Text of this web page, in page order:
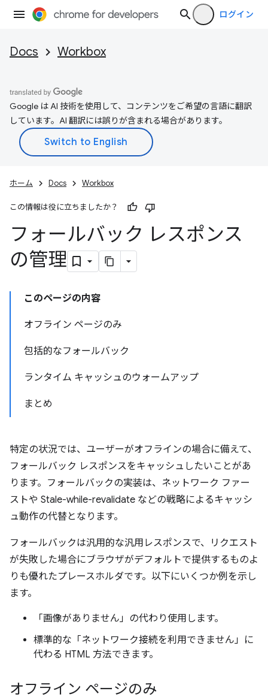
ログイン
Docs Workbox
Google は AI 技術を使用して、コンテンツをご希望の言語に翻訳
しています。AI 翻訳には誤りが含まれる場合があります。
ホーム Docs Workbox
この情報は役に立ちましたか？
フォールバック レスポンス
の管理
このページの内容
オフライン ページのみ
包括的なフォールバック
ランタイム キャッシュのウォームアップ
まとめ
特定の状況では、ユーザーがオフラインの場合に備えて、
フォールバック レスポンスをキャッシュしたいことがあ
ります。フォールバックの実装は、ネットワーク ファー
ストや Stale-while-revalidate などの戦略によるキャッシ
ュ動作の代替となります。
フォールバックは汎用的な汎用レスポンスで、リクエスト
が失敗した場合にブラウザがデフォルトで提供するものよ
りも優れたプレースホルダです。以下にいくつか例を示し
ます。
「画像がありません」の代わり使用します。
標準的な「ネットワーク接続を利用できません」に
代わる HTML 方法できます。
オフライン ページのみ